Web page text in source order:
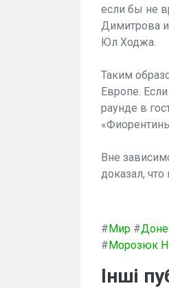
если бы не
Димитрова
Юл Ходжа.
Таким
Европе.
раунде в
Вне
доказал,
#Мир #
#Морозюк
Інші